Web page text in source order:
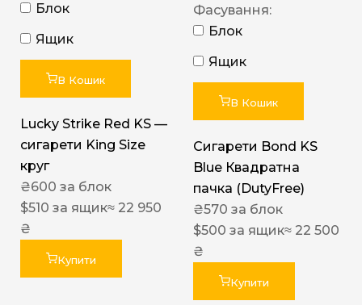
Блок
Ящик
В Кошик
Lucky Strike Red KS —
сигарети King Size
круг
₴600 за блок
$510 за ящик≈ 22 950
₴
Купити
Фасування:
Блок
Ящик
В Кошик
Сигарети Bond KS
Blue Квадратна
пачка (DutyFree)
₴570 за блок
$500 за ящик≈ 22 500
₴
Купити